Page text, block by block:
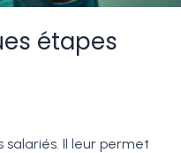
étapes
salariés. Il leur permet